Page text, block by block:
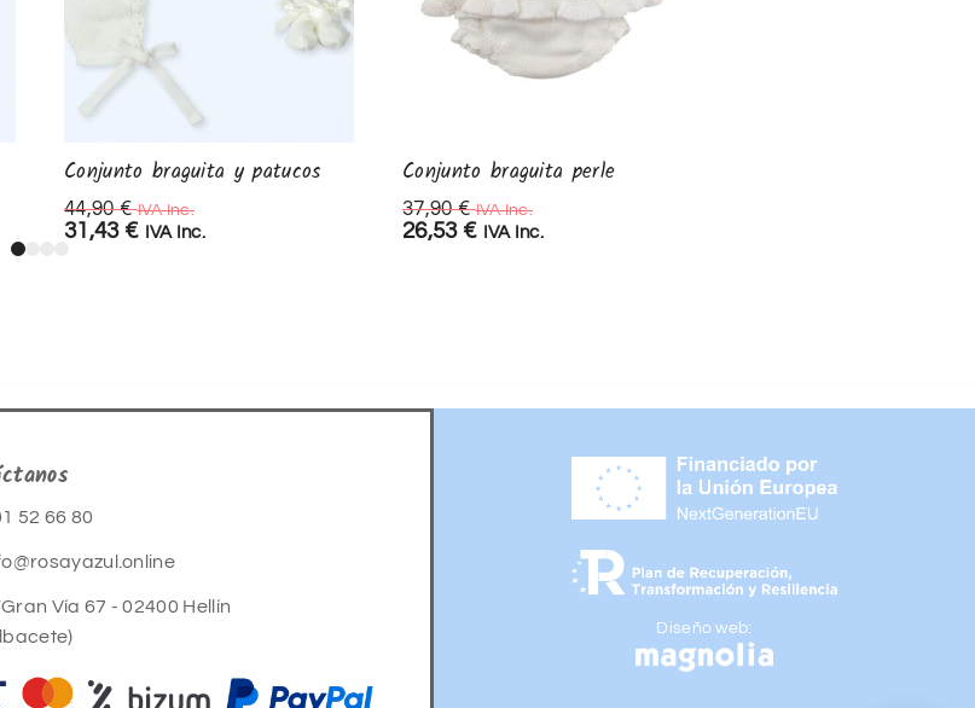
Conjunto braguita y patucos
44,90€ IVA Inc.
31,43 € IVA Inc.
Conjunto braguita perle
37,90€ IVA Inc.
26,53 € IVA Inc.
52 66 80
Vía 67 - 02400 Hellín
Diseño web: